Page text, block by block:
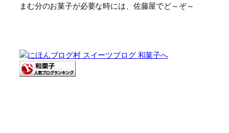
まむ分のお菓子が必要な時には、佐藤屋でど～ぞ～